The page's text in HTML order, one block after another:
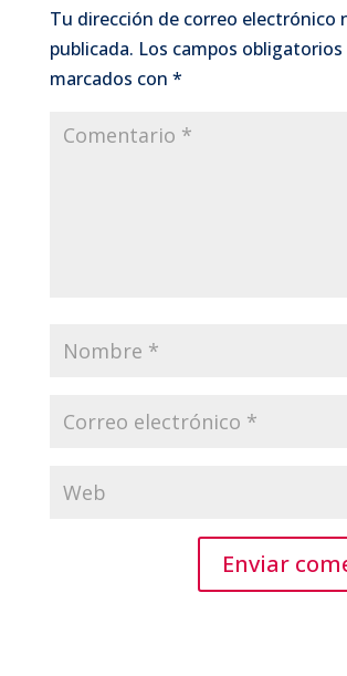
Tu dirección de correo electrónico
publicada. Los campos
marcados con *
Enviar